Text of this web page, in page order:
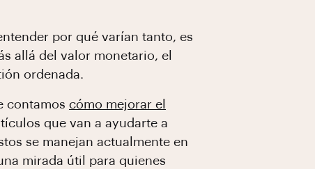
por qué varían tanto, es
allá del valor monetario, el
ordenada.
contamos cómo mejorar el
que van a ayudarte a
se manejan actualmente en
mirada útil para quienes